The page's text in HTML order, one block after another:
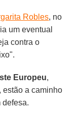
Robles, no
um eventual
contra o
Europeu,
estão a caminho
defesa.